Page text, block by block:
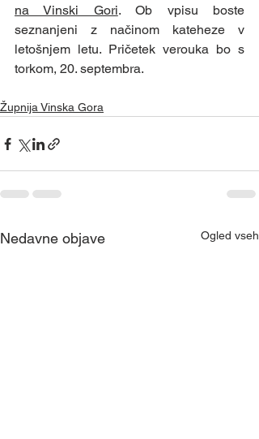
na Vinski Gori. Ob vpisu boste
seznanjeni z načinom kateheze v
letošnjem letu. Pričetek verouka bo s
torkom, 20. septembra.
Župnija Vinska Gora
Nedavne objave Ogled vseh